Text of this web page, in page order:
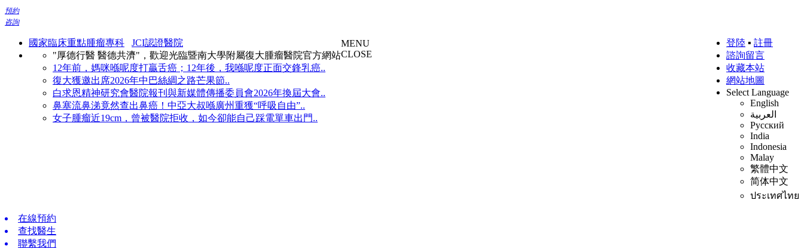
預約
咨詢
國家臨床重點腫瘤專科
JCI認證醫院
"厚德行醫 醫德共濟"，歡迎光臨暨南大學附屬復大腫瘤醫院官方網站
12年前，媽咪喺呢度打贏舌癌；12年後，我喺呢度正面交鋒乳癌..
復大獲邀出席2026年中巴絲綢之路芒果節..
白求恩精神研究會醫院報刊與新媒體傳播委員會2026年換屆大會..
鼻塞流鼻涕竟然查出鼻癌！中亞大叔喺廣州重獲“呼吸自由”..
女子腫瘤近19cm，曾被醫院拒收，如今卻能自己踩電單車出門..
登陸 ▪ 註冊
諮詢留言
收藏本站
網站地圖
Select Language
English
العربية
Русский
India
Indonesia
Malay
繁體中文
简体中文
ประเทศไทย
MENU
CLOSE
在線預約
查找醫生
聯繫我們